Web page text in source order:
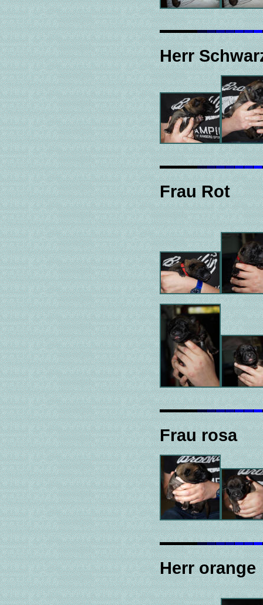
Herr
Frau Rot
Frau rosa
Herr orange